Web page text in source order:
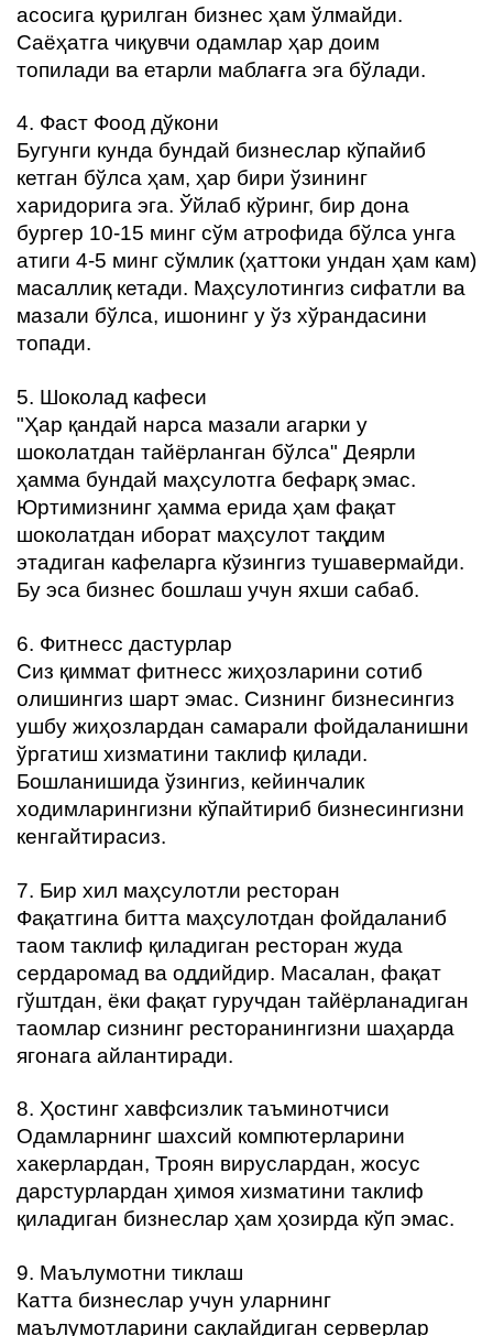
асосига қурилган бизнес ҳам ўлмайди.
Саёҳатга чиқувчи одамлар ҳар доим
топилади ва етарли маблағга эга бўлади.
4. Фаст Фоод дўкони
Бугунги кунда бундай бизнеслар кўпайиб
кетган бўлса ҳам, ҳар бири ўзининг
харидорига эга. Ўйлаб кўринг, бир дона
бургер 10-15 минг сўм атрофида бўлса унга
атиги 4-5 минг сўмлик (ҳаттоки ундан ҳам кам)
масаллиқ кетади. Маҳсулотингиз сифатли ва
мазали бўлса, ишонинг у ўз хўрандасини
топади.
5. Шоколад кафеси
"Ҳар қандай нарса мазали агарки у
шоколатдан тайёрланган бўлса" Деярли
ҳамма бундай маҳсулотга бефарқ эмас.
Юртимизнинг ҳамма ерида ҳам фақат
шоколатдан иборат маҳсулот тақдим
этадиган кафеларга кўзингиз тушавермайди.
Бу эса бизнес бошлаш учун яхши сабаб.
6. Фитнесс дастурлар
Сиз қиммат фитнесс жиҳозларини сотиб
олишингиз шарт эмас. Сизнинг бизнесингиз
ушбу жиҳозлардан самарали фойдаланишни
ўргатиш хизматини таклиф қилади.
Бошланишида ўзингиз, кейинчалик
ходимларингизни кўпайтириб бизнесингизни
кенгайтирасиз.
7. Бир хил маҳсулотли ресторан
Фақатгина битта маҳсулотдан фойдаланиб
таом таклиф қиладиган ресторан жуда
сердаромад ва оддийдир. Масалан, фақат
гўштдан, ёки фақат гуручдан тайёрланадиган
таомлар сизнинг ресторанингизни шаҳарда
ягонага айлантиради.
8. Ҳостинг хавфсизлик таъминотчиси
Одамларнинг шахсий компютерларини
хакерлардан, Троян вируслардан, жосус
дарстурлардан ҳимоя хизматини таклиф
қиладиган бизнеслар ҳам ҳозирда кўп эмас.
9. Маълумотни тиклаш
Катта бизнеслар учун уларнинг
маълумотларини сақлайдиган серверлар